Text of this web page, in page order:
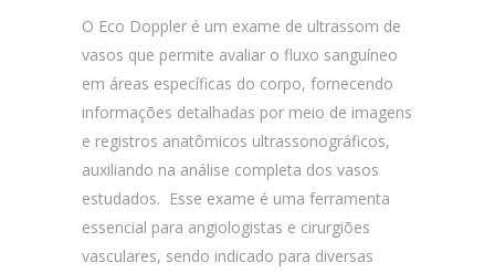
O Eco Doppler é um exame de ultrassom de
vasos que permite avaliar o fluxo sanguíneo
em áreas específicas do corpo, fornecendo
informações detalhadas por meio de imagens
e registros anatômicos ultrassonográficos,
auxiliando na análise completa dos vasos
estudados. Esse exame é uma ferramenta
essencial para angiologistas e cirurgiões
vasculares, sendo indicado para diversas